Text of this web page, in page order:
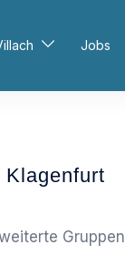
Jobs
Klagenfurt
Gruppen